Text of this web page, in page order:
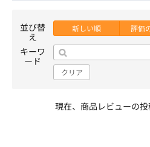
並び替
え
新しい順 評価
キーワ
ード
クリア
現在、商品レビューの投